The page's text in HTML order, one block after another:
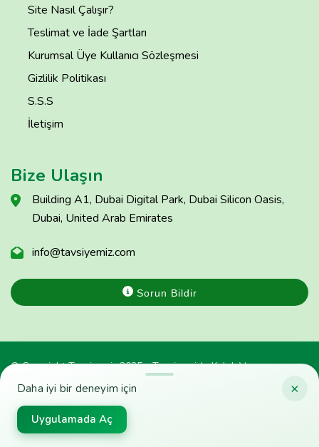
×
Daha iyi bir deneyim için
Uygulamada Aç
Site Nasıl Çalışır?
Teslimat ve İade Şartları
Kurumsal Üye Kullanıcı Sözleşmesi
Gizlilik Politikası
S.S.S
İletişim
Bize Ulaşın
Building A1, Dubai Digital Park, Dubai Silicon Oasis,
Dubai, United Arab Emirates
info@tavsiyemiz.com
Sorun Bildir
© Copyright Tavsiyemiz 2025 - Tavsiyemiz'e Kulak Ver